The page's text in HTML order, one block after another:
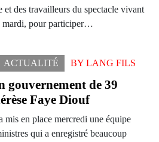
et des travailleurs du spectacle vivant
mardi, pour participer…
ACTUALITÉ BY LANG FILS
gouvernement de 39
Faye Diouf
en place mercredi une équipe
qui a enregistré beaucoup